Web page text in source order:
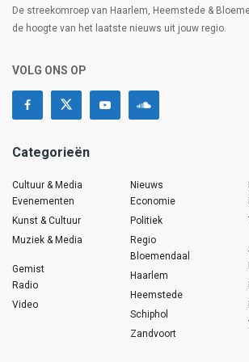
De streekomroep van Haarlem, Heemstede &
de hoogte van het laatste nieuws uit jouw regio.
VOLG ONS OP
Categorieën
Cultuur & Media
Evenementen
Kunst & Cultuur
Muziek & Media
Gemist
Radio
Video
Nieuws
Economie
Politiek
Regio
Bloemendaal
Haarlem
Heemstede
Schiphol
Zandvoort